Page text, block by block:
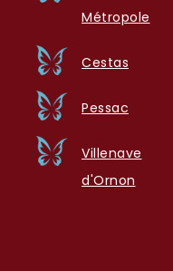
Métropole
Cestas
Pessac
Villenave
d'Ornon